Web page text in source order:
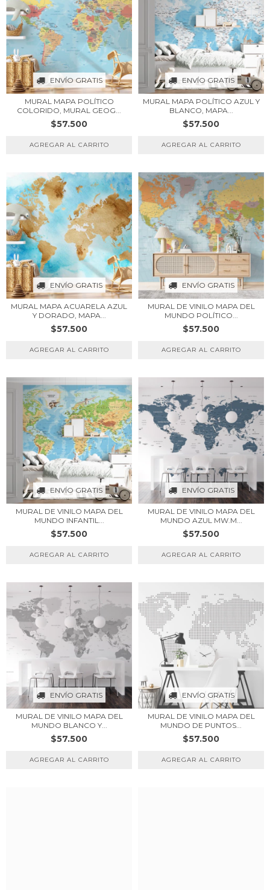
ENVÍO GRATIS
MURAL MAPA POLÍTICO
COLORIDO, MURAL GEOG...
$57.500
ENVÍO GRATIS
MURAL MAPA POLÍTICO AZUL Y
BLANCO, MAPA...
$57.500
ENVÍO GRATIS
MURAL MAPA ACUARELA AZUL
Y DORADO, MAPA...
$57.500
ENVÍO GRATIS
MURAL DE VINILO MAPA DEL
MUNDO POLÍTICO...
$57.500
ENVÍO GRATIS
MURAL DE VINILO MAPA DEL
MUNDO INFANTIL...
$57.500
ENVÍO GRATIS
MURAL DE VINILO MAPA DEL
MUNDO AZUL MW.M...
$57.500
ENVÍO GRATIS
MURAL DE VINILO MAPA DEL
MUNDO BLANCO Y...
$57.500
ENVÍO GRATIS
MURAL DE VINILO MAPA DEL
MUNDO DE PUNTOS...
$57.500